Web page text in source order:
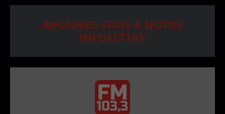
ABONNEZ-VOUS À NOTRE
INFOLETTRE